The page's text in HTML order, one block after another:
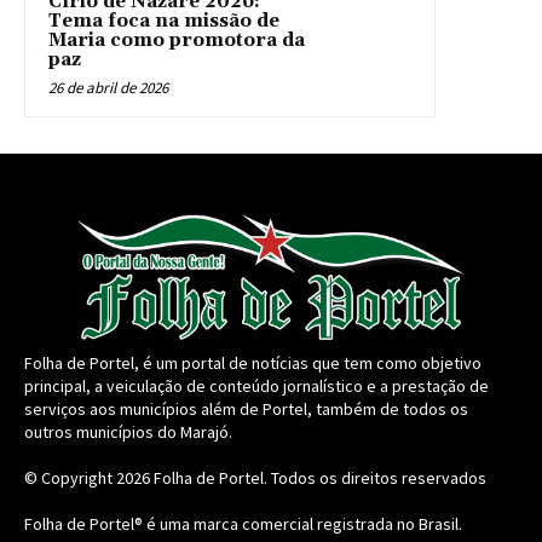
Tema foca na missão de
Maria como promotora da
paz
26 de abril de 2026
Folha de Portel, é um portal de notícias que tem como objetivo
principal, a veiculação de conteúdo jornalístico e a prestação de
serviços aos municípios além de Portel, também de todos os
outros municípios do Marajó.
© Copyright 2026Folha de Portel. Todos os direitos reservados
Folha de Portel® é uma marca comercial registrada no Brasil.